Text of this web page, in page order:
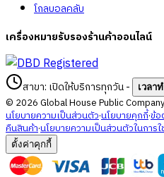
โกลบอลคลับ
เครื่องหมายรับรองร้านค้าออนไลน์
สาขา: เปิดให้บริการทุกวัน- เวลา
© 2026Global House Public
นโยบายความเป็นส่วนตัว·นโยบายคุกกี้·ข้อ
คืนสินค้า·นโยบายความเป็นส่วนตัวในการ
ตั้งค่าคุกกี้